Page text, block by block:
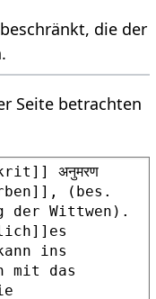
die der
Seite betrachten